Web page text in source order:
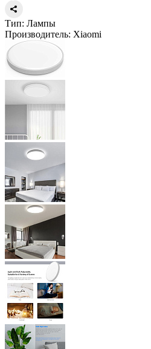
Тип: Лампы
Производитель: Xiaomi